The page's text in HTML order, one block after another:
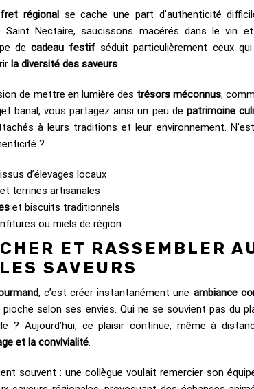
régional se cache une part d’authenticité
Saint Nectaire, saucissons macérés dans le vin
decadeau festif séduit particulièrement ceux
la diversité des saveurs.
de mettre en lumière des trésors méconnus,
banal, vous partagez ainsi un peu de patrimoine
à leurs traditions et leur environnement.
?
issus d’élevages locaux
et terrines artisanales
et biscuits traditionnels
ou miels de région
ET RASSEMBLER
SAVEURS
, c’est créer instantanément une ambiance
selon ses envies. Qui ne se souvient pas du
? Aujourd’hui, ce plaisir continue, même à
et la convivialité
souvent : une collègue voulait remercier son